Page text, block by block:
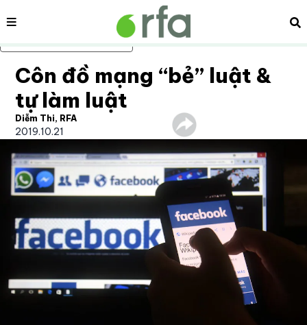
Bỏ qua nội dung chính
Nội dung
Côn đồ mạng “bẻ” luật &
tự làm luật
Diễm Thi, RFA
2019.10.21